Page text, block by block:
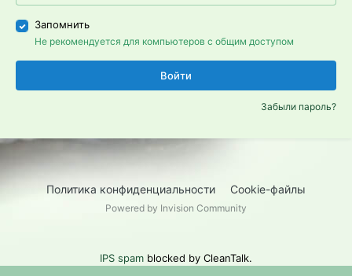
Запомнить
Не рекомендуется для компьютеров с общим доступом
Войти
Забыли пароль?
Политика конфиденциальности Cookie-файлы
Powered by Invision Community
IPS spam blocked by CleanTalk.